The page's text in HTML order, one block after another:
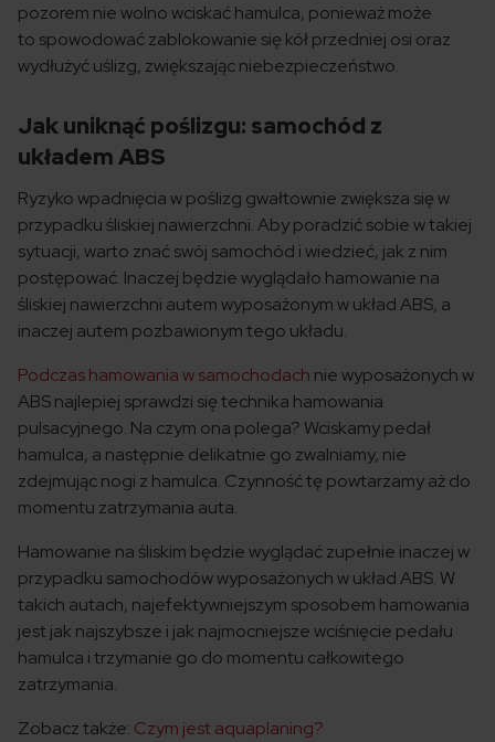
pozorem nie wolno wciskać hamulca, ponieważ może
to spowodować zablokowanie się kół przedniej osi oraz
wydłużyć uślizg, zwiększając niebezpieczeństwo.
Jak uniknąć poślizgu: samochód z
układem ABS
Ryzyko wpadnięcia w poślizg gwałtownie zwiększa się w
przypadku śliskiej nawierzchni. Aby poradzić sobie w takiej
sytuacji, warto znać swój samochód i wiedzieć, jak z nim
postępować. Inaczej będzie wyglądało hamowanie na
śliskiej nawierzchni autem wyposażonym w układ ABS, a
inaczej autem pozbawionym tego układu.
Podczas hamowania w samochodach nie wyposażonych w
ABS najlepiej sprawdzi się technika hamowania
pulsacyjnego. Na czym ona polega? Wciskamy pedał
hamulca, a następnie delikatnie go zwalniamy, nie
zdejmując nogi z hamulca. Czynność tę powtarzamy aż do
momentu zatrzymania auta.
Hamowanie na śliskim będzie wyglądać zupełnie inaczej w
przypadku samochodów wyposażonych w układ ABS. W
takich autach, najefektywniejszym sposobem hamowania
jest jak najszybsze i jak najmocniejsze wciśnięcie pedału
hamulca i trzymanie go do momentu całkowitego
zatrzymania.
Zobacz także: Czym jest aquaplaning?